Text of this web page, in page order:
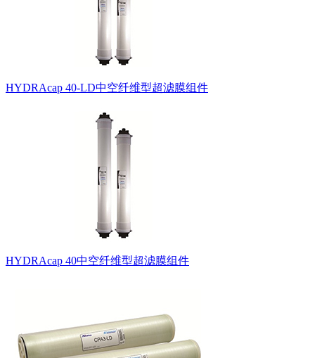
HYDRAcap 40-LD中空纤维型超滤膜组件
HYDRAcap 40中空纤维型超滤膜组件